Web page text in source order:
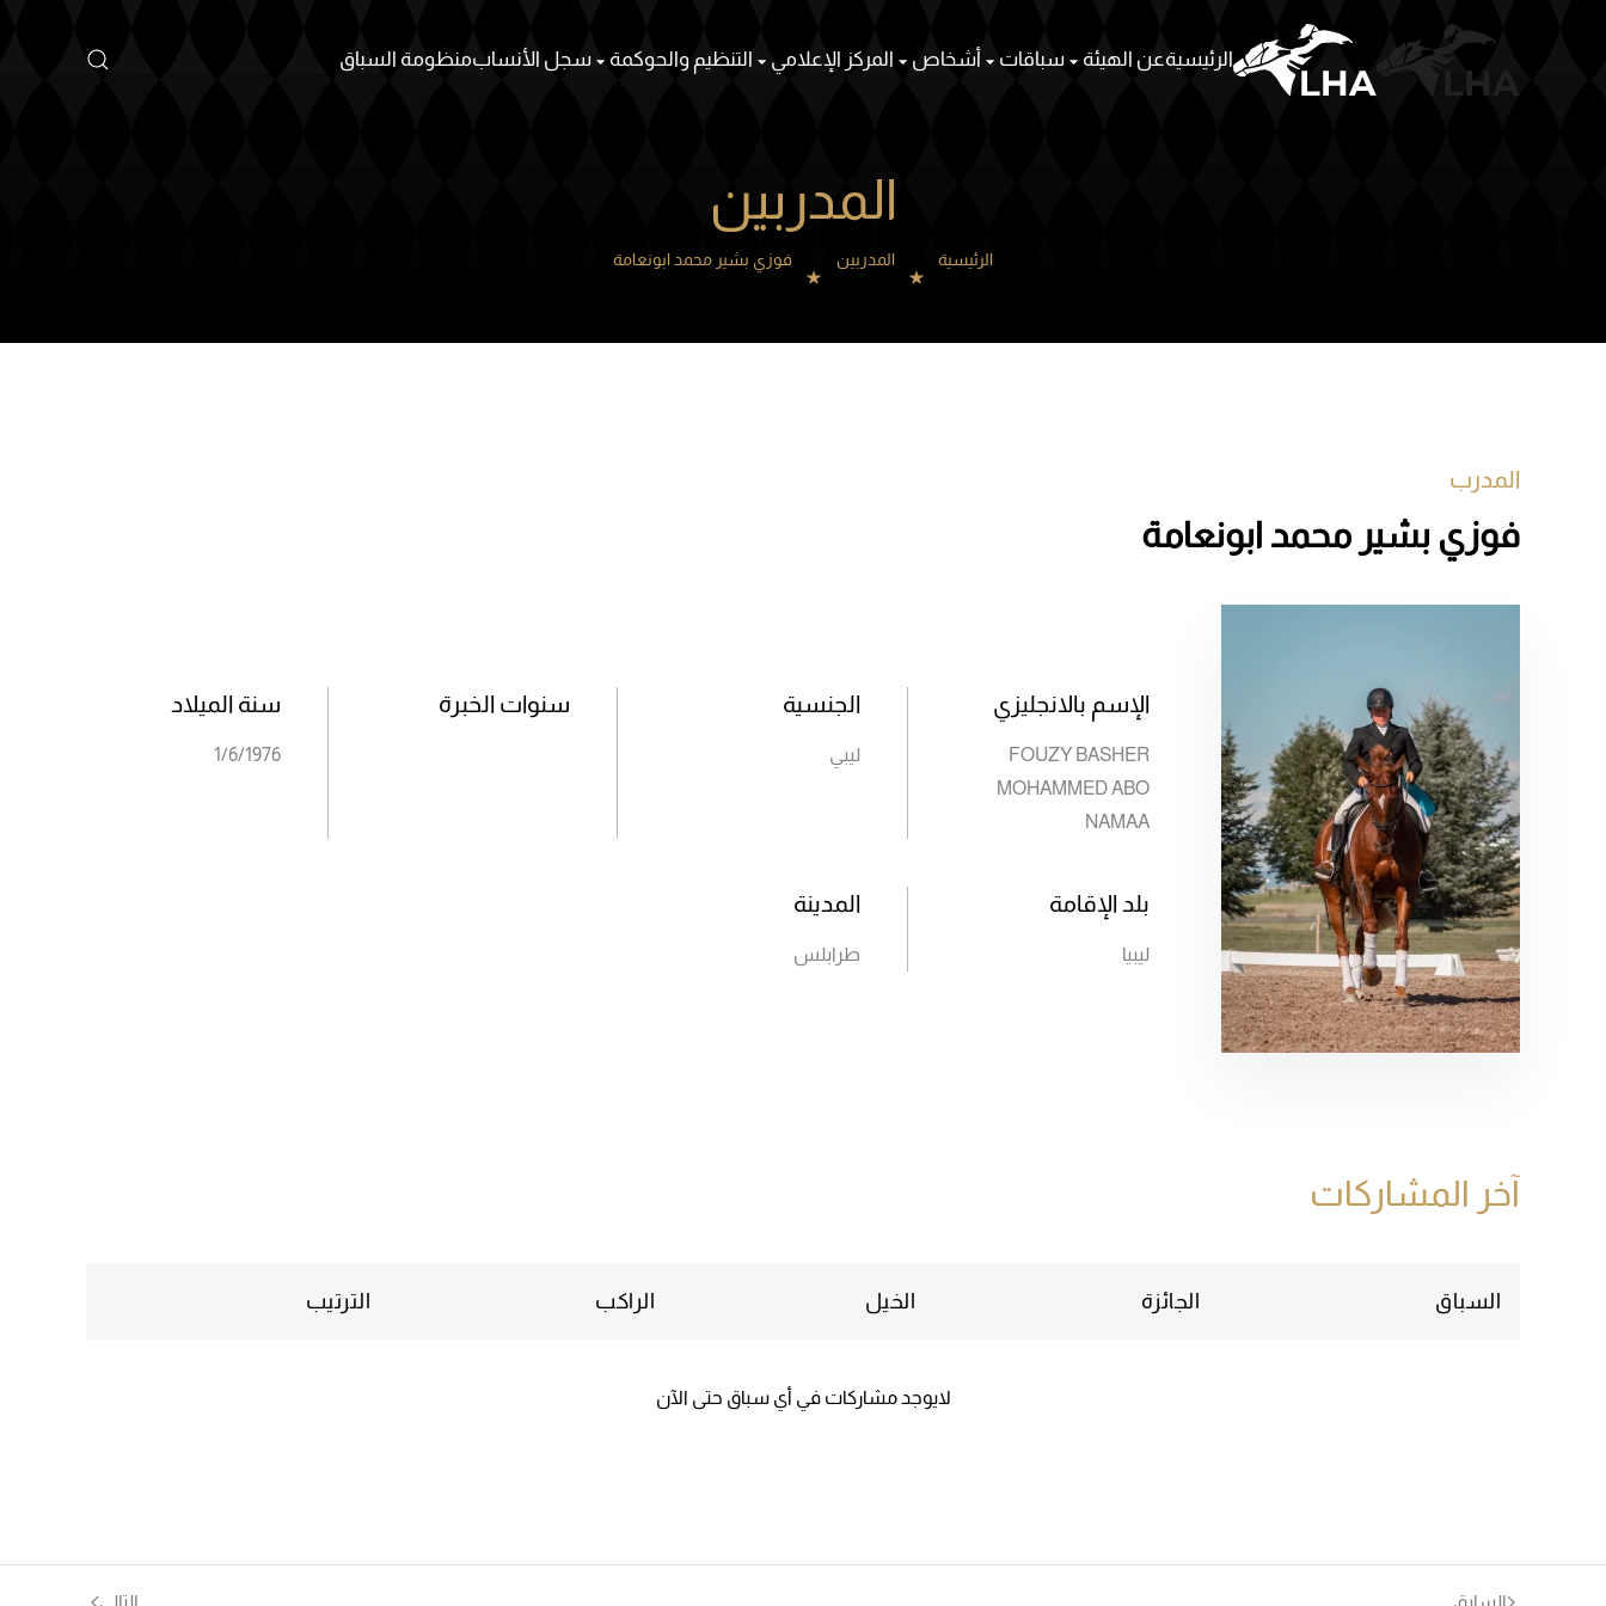
Skip to main content الرئيسيةعن الهيئة سباقات أشخاص المركز الإعلامي التنظيم والحوكمة سجل الأنسابمنظومة السباق
المدربين
الرئيسية المدربين فوزي بشير محمد ابونعامة
المدرب
فوزي بشير محمد ابونعامة
الإسم بالانجليزي
FOUZY BASHER
MOHAMMED ABO
NAMAA
الجنسية
ليبي
سنوات الخبرة سنة الميلاد
1/6/1976
بلد الإقامة
ليبيا
المدينة
طرابلس
آخر المشاركات
السباق الجائزة الخيل الراكب الترتيب
لايوجد مشاركات في أي سباق حتى الآن
السابق التالي